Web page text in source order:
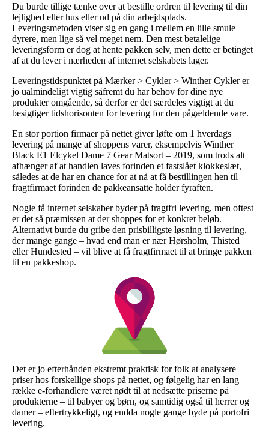
Du burde tillige tænke over at bestille ordren til levering til din
lejlighed eller hus eller ud på din arbejdsplads.
Leveringsmetoden viser sig en gang i mellem en lille smule
dyrere, men lige så vel meget nem. Den mest betalelige
leveringsform er dog at hente pakken selv, men dette er betinget
af at du lever i nærheden af internet selskabets lager.
Leveringstidspunktet på Mærker > Cykler > Winther Cykler er
jo ualmindeligt vigtig såfremt du har behov for dine nye
produkter omgående, så derfor er det særdeles vigtigt at du
besigtiger tidshorisonten for levering for den pågældende vare.
En stor portion firmaer på nettet giver løfte om 1 hverdags
levering på mange af shoppens varer, eksempelvis Winther
Black E1 Elcykel Dame 7 Gear Matsort – 2019, som trods alt
afhænger af at handlen laves forinden et fastslået klokkeslæt,
således at de har en chance for at nå at få bestillingen hen til
fragtfirmaet forinden de pakkeansatte holder fyraften.
Nogle få internet selskaber byder på fragtfri levering, men oftest
er det så præmissen at der shoppes for et konkret beløb.
Alternativt burde du gribe den prisbilligste løsning til levering,
der mange gange – hvad end man er nær Hørsholm, Thisted
eller Hundested – vil blive at få fragtfirmaet til at bringe pakken
til en pakkeshop.
Det er jo efterhånden ekstremt praktisk for folk at analysere
priser hos forskellige shops på nettet, og følgelig har en lang
række e-forhandlere været nødt til at nedsætte priserne på
produkterne – til babyer og børn, og samtidig også til herrer og
damer – eftertrykkeligt, og endda nogle gange byde på portofri
levering.